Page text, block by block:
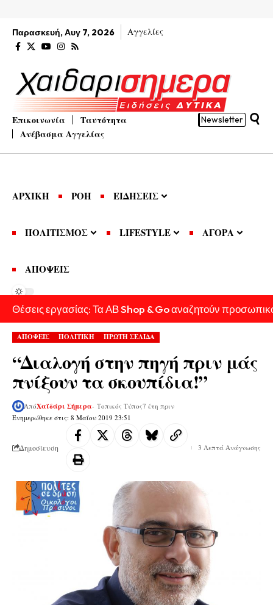
Παρασκευή, Αυγ 7, 2026 Αγγελίες
Επικοινωνία
Ταυτότητα
Ανέβασμα Αγγελίας
Newsletter
ΑΡΧΙΚΗ ΡΟΗ ΕΙΔΗΣΕΙΣ
ΠΟΛΙΤΙΣΜΟΣ LIFESTYLE ΑΓΟΡΑ
ΑΠΟΨΕΙΣ
Θέσεις εργασίας: Τα ΑΒ Shop & Go αναζητούν
ΑΠΟΨΕΙΣ ΠΟΛΙΤΙΚΗ ΠΡΩΤΗ ΣΕΛΙΔΑ
“Διαλογή στην πηγή πριν μάς
πνίξουν τα σκουπίδια!”
Ενημερώθηκε στις: 8 Μαΐου 2019 23:51
ΑπόΧαϊδάρι Σήμερα- Τοπικός Τύπος7 έτη πριν
Δημοσίευση 3 Λεπτά Ανάγνωσης